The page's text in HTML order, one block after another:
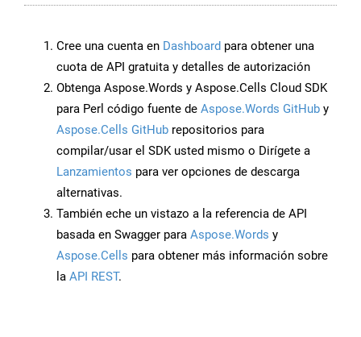
Cree una cuenta en Dashboard para obtener una
cuota de API gratuita y detalles de autorización
Obtenga Aspose.Words y Aspose.Cells Cloud SDK
para Perl código fuente de Aspose.Words GitHub y
Aspose.Cells GitHub repositorios para
compilar/usar el SDK usted mismo o Dirígete a
Lanzamientos para ver opciones de descarga
alternativas.
También eche un vistazo a la referencia de API
basada en Swagger para Aspose.Words y
Aspose.Cells para obtener más información sobre
la API REST.